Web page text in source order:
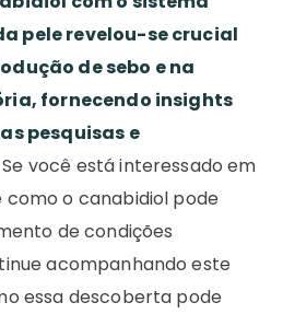
pele revelou-se crucial
de sebo e na
fornecendo insights
pesquisas e
Se você está interessado em
o canabidiol pode
de condições
acompanhando este
essa descoberta pode